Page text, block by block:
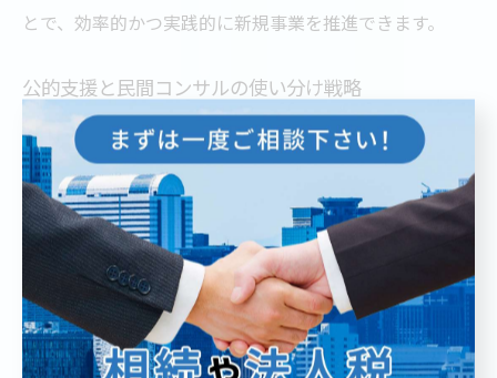
とで、効率的かつ実践的に新規事業を推進できます。
公的支援と民間コンサルの使い分け戦略
新規コンサル立ち上げに際し、公的支援と民間コンサル
ティングの両方を上手く使い分けることが、事業成功へ
のカギとなります。公的支援は、補助金や助成金、起業
関連セミナー、専門家派遣など、初期コストを抑えつつ
基礎を固めるために有効です。
一方、民間コンサルは、業界特有のノウハウや実践的な
アドバイス、スピード感のある課題解決力が強みです。
事業の成長フェーズや競争力強化には、民間コンサルの